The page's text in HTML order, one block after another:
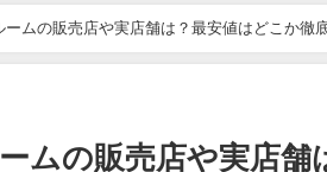
ームの販売店や実店舗は？最安値はどこか徹
ムの販売店や実店